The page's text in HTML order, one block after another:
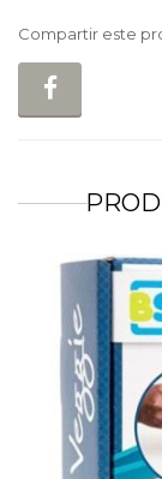
Compartir este